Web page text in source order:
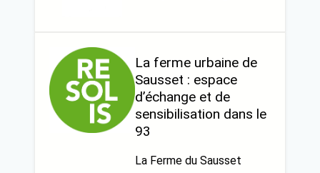
La ferme urbaine de
Sausset : espace
d’échange et de
sensibilisation dans le
93
La Ferme du Sausset